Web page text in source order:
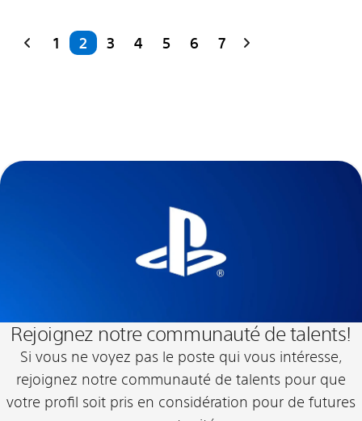
1 2 3 4 5 6 7
Rejoignez notre communauté de talents!
Si vous ne voyez pas le poste qui vous intéresse,
rejoignez notre communauté de talents pour que
votre profil soit pris en considération pour de futures